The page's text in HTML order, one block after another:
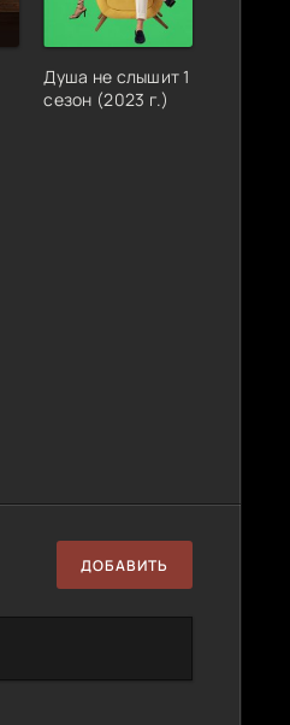
Душа не слышит 1
сезон (2023 г.)
ДОБАВИТЬ